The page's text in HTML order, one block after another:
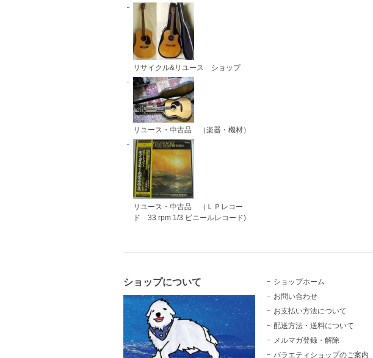
リサイクル&リユース ショップ
リユース・中古品 （楽器・機材）
リユース・中古品 （ＬＰレコー
ド 33 rpm 1/3 ビニールレコード)
ショップについて
ショップホーム
お問い合わせ
お支払い方法について
配送方法・送料について
メルマガ登録・解除
バラエティショップのご案内